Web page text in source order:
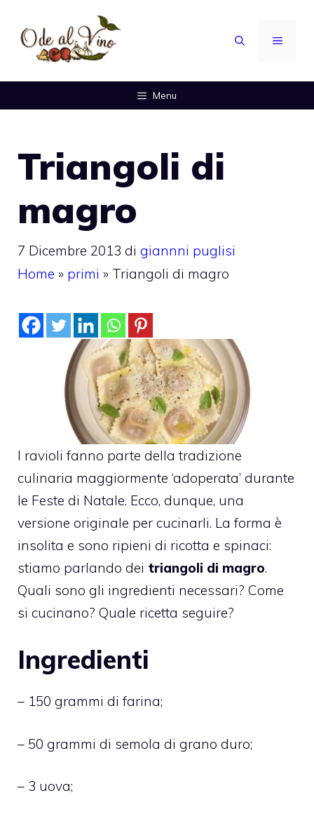
contenuto
MENU
Menu
Triangoli di
magro
7 Dicembre 2013 di giannni puglisi
Home » primi » Triangoli di magro
I ravioli fanno parte della tradizione
culinaria maggiormente ‘adoperata’ durante
le Feste di Natale. Ecco, dunque, una
versione originale per cucinarli. La forma è
insolita e sono ripieni di ricotta e spinaci:
stiamo parlando dei triangoli di magro.
Quali sono gli ingredienti necessari? Come
si cucinano? Quale ricetta seguire?
Ingredienti
– 150 grammi di farina;
– 50 grammi di semola di grano duro;
– 3 uova;